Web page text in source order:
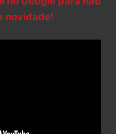
novidade!